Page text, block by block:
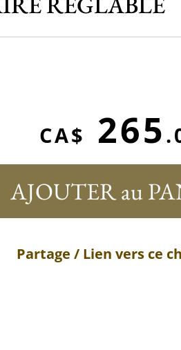
CA$ 265
AJOUTER au
Partage / Lien vers ce